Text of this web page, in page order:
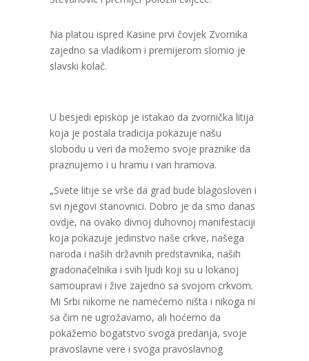
Na platou ispred Kasine prvi čovjek Zvornika
zajedno sa vladikom i premijerom slomio je
slavski kolač.
U besjedi episkop je istakao da zvornička litija
koja je postala tradicija pokazuje našu
slobodu u veri da možemo svoje praznike da
praznujemo i u hramu i van hramova.
„Svete litije se vrše da grad bude blagosloven i
svi njegovi stanovnici. Dobro je da smo danas
ovdje, na ovako divnoj duhovnoj manifestaciji
koja pokazuje jedinstvo naše crkve, našega
naroda i naših državnih predstavnika, naših
gradonačelnika i svih ljudi koji su u lokanoj
samoupravi i žive zajedno sa svojom crkvom.
Mi Srbi nikome ne namećemo ništa i nikoga ni
sa čim ne ugrožavamo, ali hoćemo da
pokažemo bogatstvo svoga predanja, svoje
pravoslavne vere i svoga pravoslavnog